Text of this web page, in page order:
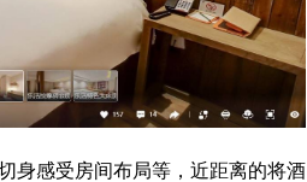
身感受房间布局等，近距离的将酒